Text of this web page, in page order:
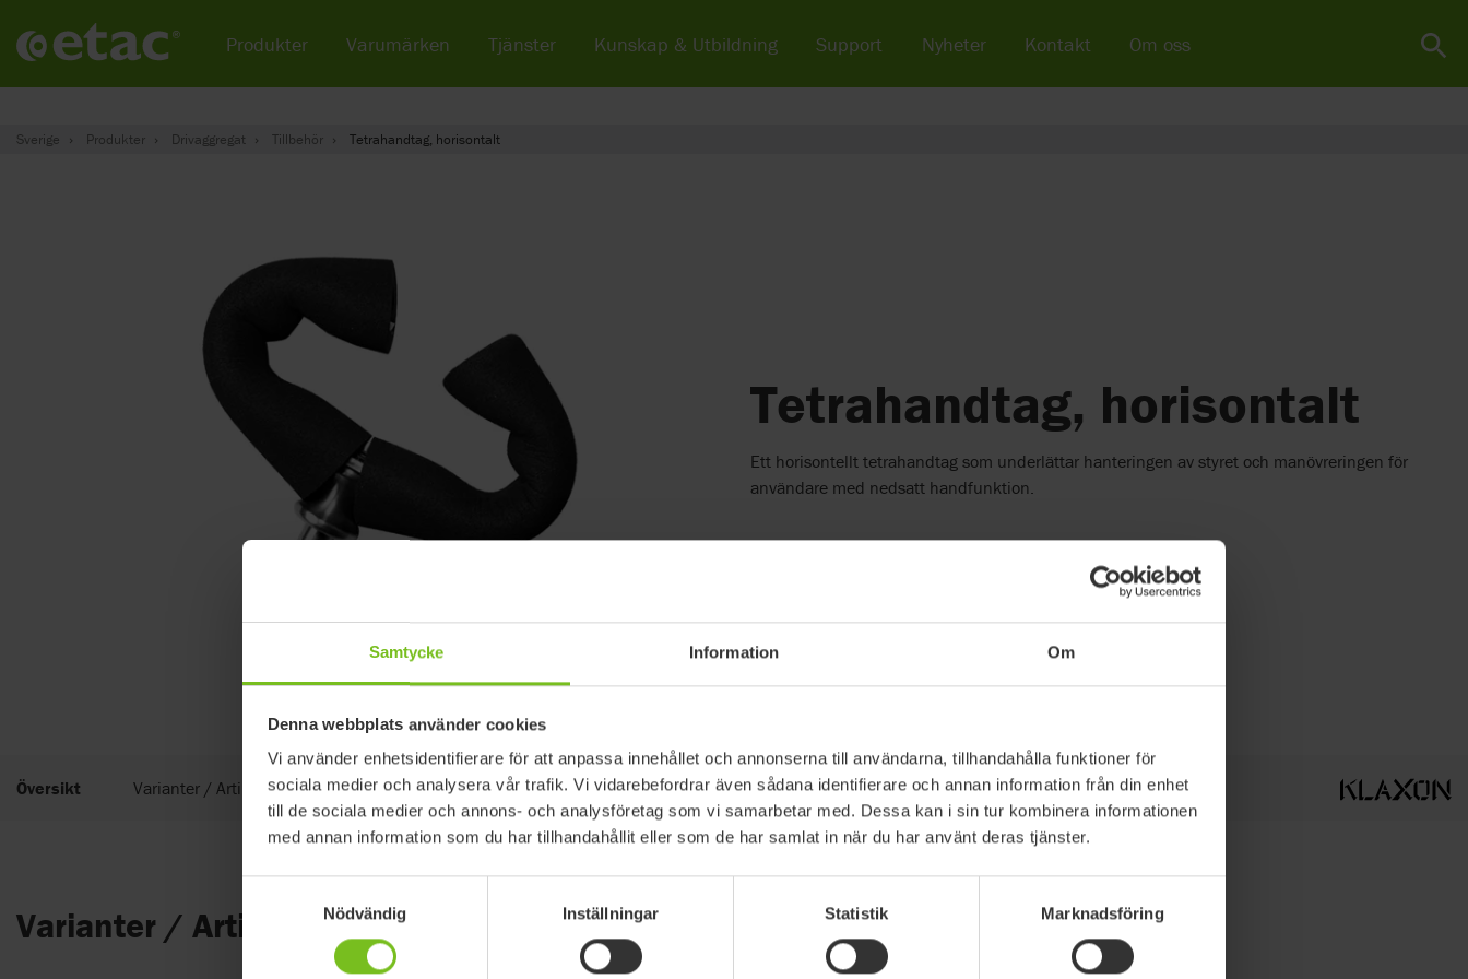
Samtycke Information Om
Denna webbplats använder cookies
Vi använder enhetsidentifierare för att anpassa innehållet och annonserna till användarna, tillhandahålla funktioner för
sociala medier och analysera vår trafik. Vi vidarebefordrar även sådana identifierare och annan information från din enhet
till de sociala medier och annons- och analysföretag som vi samarbetar med. Dessa kan i sin tur kombinera informationen
med annan information som du har tillhandahållit eller som de har samlat in när du har använt deras tjänster.
Nödvändig
Inställningar Statistik Marknadsföring
Sverige Produkter Drivaggregat Tillbehör Tetrahandtag, horisontalt
Tetrahandtag, horisontalt
Ett horisontellt tetrahandtag som underlättar hanteringen av styret och manövreringen för
användare med nedsatt handfunktion.
Översikt Varianter / Artikelnummer
Varianter / Artikelnummer
Produkter Varumärken Tjänster Kunskap & Utbildning Support Nyheter Kontakt Om oss